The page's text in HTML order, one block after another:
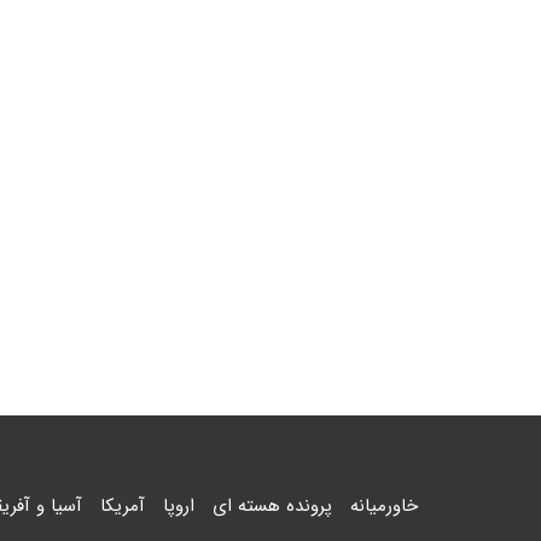
خاورمیانه پرونده هسته ای اروپا آمریکا آسیا و